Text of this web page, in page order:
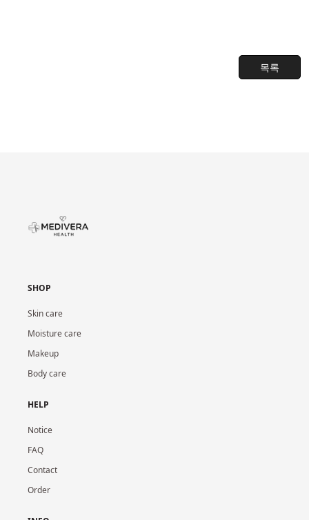
목록
SHOP
Skin care
Moisture care
Makeup
Body care
HELP
Notice
FAQ
Contact
Order